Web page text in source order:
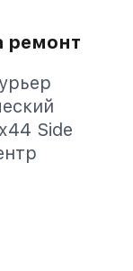
ремонт
Side